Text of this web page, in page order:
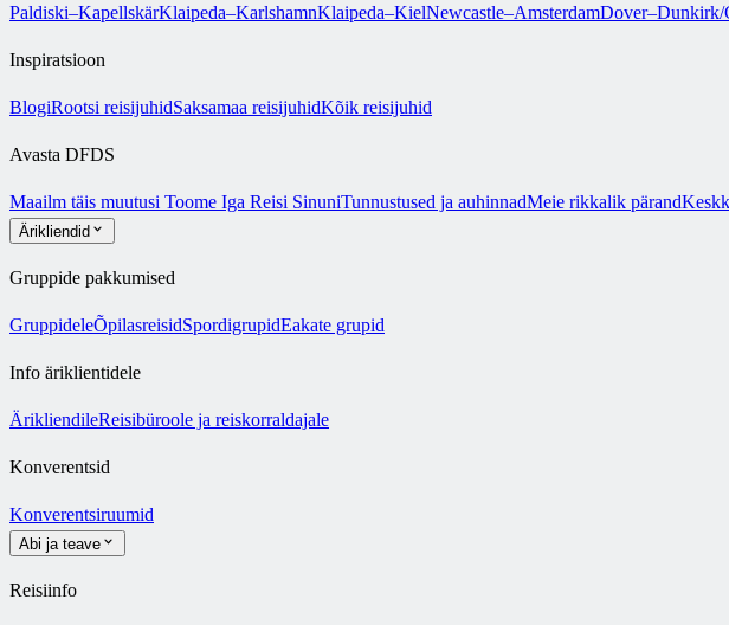
Paldiski–KapellskärKlaipeda–KarlshamnKlaipeda–KielNewcastle–AmsterdamDover–Dunkirk/
Inspiratsioon
BlogiRootsi reisijuhidSaksamaa reisijuhidKõik reisijuhid
Avasta DFDS
Maailm täis muutusi Toome Iga Reisi SinuniTunnustused ja auhinnadMeie rikkalik pärand
Ärikliendid
Gruppide pakkumised
GruppideleÕpilasreisidSpordigrupidEakate grupid
Info äriklientidele
ÄrikliendileReisibüroole ja reiskorraldajale
Konverentsid
Konverentsiruumid
Abi ja teave
Reisiinfo